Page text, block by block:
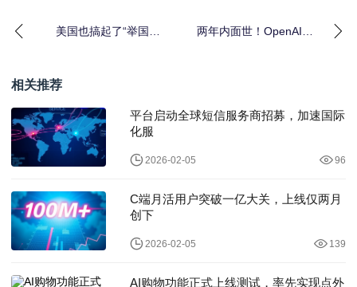
美国也搞起了“举国体
两年内面世！OpenAI神
相关推荐
平台启动全球短信服务商招募，加速国际
化服
2026-02-05 96
C端月活用户突破一亿大关，上线仅两月
创下
2026-02-05 139
AI购物功能正式上线测试，率先实现点外